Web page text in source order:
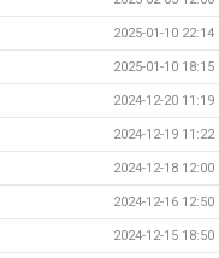
2025-01-10 22:14
2025-01-10 18:15
2024-12-20 11:19
2024-12-19 11:22
2024-12-18 12:00
2024-12-16 12:50
2024-12-15 18:50